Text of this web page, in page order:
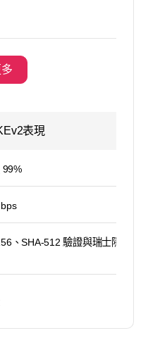
表現
99%
、SHA-512 驗證與瑞士隱私保